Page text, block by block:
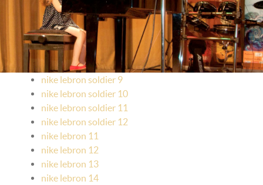
nike lebron soldier 9
nike lebron soldier 10
nike lebron soldier 11
nike lebron soldier 12
nike lebron 11
nike lebron 12
nike lebron 13
nike lebron 14